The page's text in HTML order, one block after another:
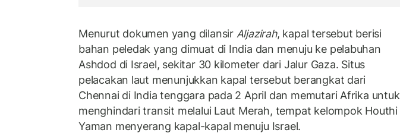
Menurut dokumen yang dilansir Aljazirah, kapal tersebut berisi
bahan peledak yang dimuat di India dan menuju ke pelabuhan
Ashdod di Israel, sekitar 30 kilometer dari Jalur Gaza. Situs
pelacakan laut menunjukkan kapal tersebut berangkat dari
Chennai di India tenggara pada 2 April dan memutari Afrika untuk
menghindari transit melalui Laut Merah, tempat kelompok Houthi
Yaman menyerang kapal-kapal menuju Israel.